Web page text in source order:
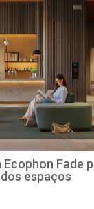
Fade
espaços